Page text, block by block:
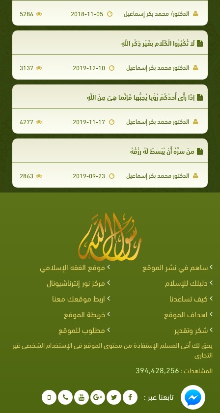
الدكتور/ محمد بكر إسماعيل 5286
لَا تُكْثِرُوا الْكَلَامَ بِغَيْرِ ذِكْرِ اللَّهِ
الدكتور محمد بكر إسماعيل 3137
إِذَا رَأَى أَحَدُكُمْ رُؤْيَا يُحِبُّهَا فَإِنَّمَا هِيَ مِنْ اللَّهِ
الدكتور محمد بكر إسماعيل 4277
مَنْ سَرَّهُ أَنْ يُبْسَطَ لَهُ رِزْقُهُ
الدكتور محمد بكر إسماعيل 2863
ساهم في نشر الموقع
موقع الفقه الإسلامي
دليلك للإسلام
مركز نور إنترناشيونال
كيف تساعدنا
اربط موقعك معنا
اهداف الموقع
خريطة الموقع
شكر وتقدير
مطلوب للموقع
يحق لك أخى المسلم الإستفادة من محتوى الموقع فى الإستخدام الشخصى غير
التجارى
المشاهدات : 394,428,256
تابعنا عبر :